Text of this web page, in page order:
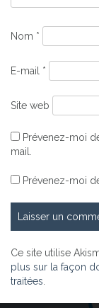
Nom *
E-mail *
Site web
Prévenez-moi
mail.
Prévenez-moi
Ce site utilise
plus sur la façon
traitées